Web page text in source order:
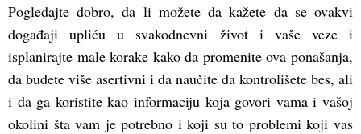
Pogledajte dobro, da li možete da kažete da se ovakvi
događaji upliću u svakodnevni život i vaše veze i
isplanirajte male korake kako da promenite ova ponašanja,
da budete više asertivni i da naučite da kontrolišete bes, ali
i da ga koristite kao informaciju koja govori vama i vašoj
okolini šta vam je potrebno i koji su to problemi koji vas